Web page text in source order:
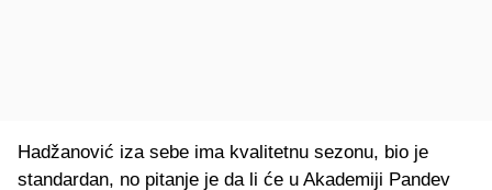
Hadžanović iza sebe ima kvalitetnu sezonu, bio je
standardan, no pitanje je da li će u Akademiji Pandev